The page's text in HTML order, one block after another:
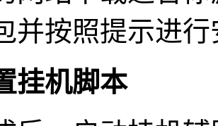
并按照提示进行
挂机脚本